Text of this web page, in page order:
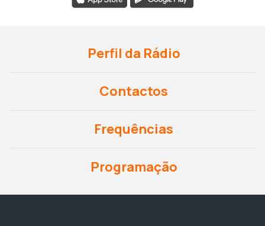
Perfil da Rádio
Contactos
Frequências
Programação